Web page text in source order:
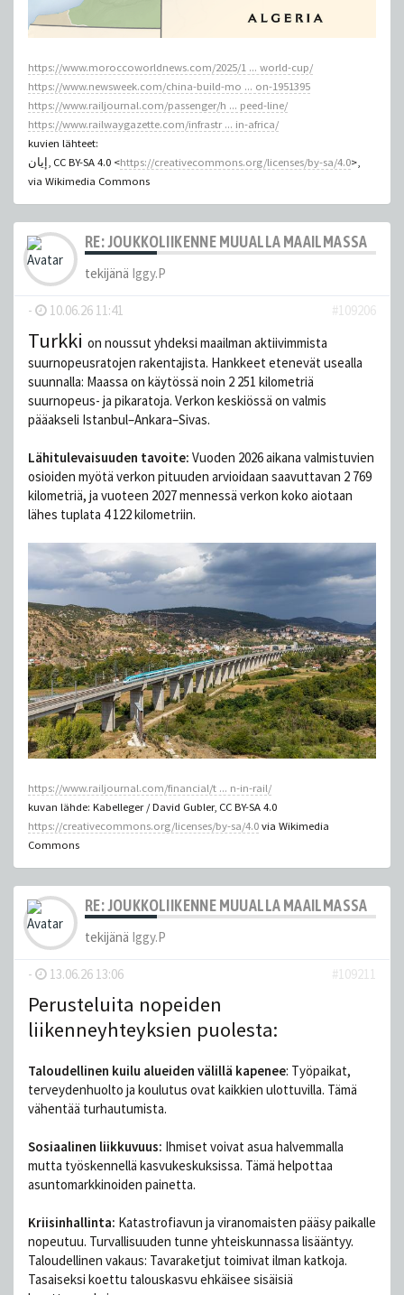
https://www.moroccoworldnews.com/2025/1 ... world-cup/
https://www.newsweek.com/china-build-mo ... on-1951395
https://www.railjournal.com/passenger/h ... peed-line/
https://www.railwaygazette.com/infrastr ... in-africa/
kuvien lähteet:
إيان, CC BY-SA 4.0 <https://creativecommons.org/licenses/by-sa/4.0>,
via Wikimedia Commons
RE: JOUKKOLIIKENNE MUUALLA MAAILMASSA
tekijänä Iggy.P
- 10.06.26 11:41 #109206
Turkki on noussut yhdeksi maailman aktiivimmista
suurnopeusratojen rakentajista. Hankkeet etenevät usealla
suunnalla: Maassa on käytössä noin 2 251 kilometriä
suurnopeus- ja pikaratoja. Verkon keskiössä on valmis
pääakseli Istanbul–Ankara–Sivas.
Lähitulevaisuuden tavoite: Vuoden 2026 aikana valmistuvien
osioiden myötä verkon pituuden arvioidaan saavuttavan 2 769
kilometriä, ja vuoteen 2027 mennessä verkon koko aiotaan
lähes tuplata 4 122 kilometriin.
https://www.railjournal.com/financial/t ... n-in-rail/
kuvan lähde: Kabelleger / David Gubler, CC BY-SA 4.0
https://creativecommons.org/licenses/by-sa/4.0via Wikimedia
Commons
RE: JOUKKOLIIKENNE MUUALLA MAAILMASSA
tekijänä Iggy.P
- 13.06.26 13:06 #109211
Perusteluita nopeiden
liikenneyhteyksien puolesta:
Taloudellinen kuilu alueiden välillä kapenee: Työpaikat,
terveydenhuolto ja koulutus ovat kaikkien ulottuvilla. Tämä
vähentää turhautumista.
Sosiaalinen liikkuvuus: Ihmiset voivat asua halvemmalla
mutta työskennellä kasvukeskuksissa. Tämä helpottaa
asuntomarkkinoiden painetta.
Kriisinhallinta: Katastrofiavun ja viranomaisten pääsy paikalle
nopeutuu. Turvallisuuden tunne yhteiskunnassa lisääntyy.
Taloudellinen vakaus: Tavaraketjut toimivat ilman katkoja.
Tasaiseksi koettu talouskasvu ehkäisee sisäisiä